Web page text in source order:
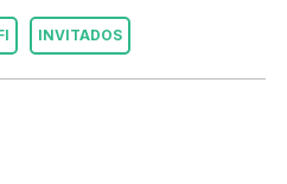
INVITADOS